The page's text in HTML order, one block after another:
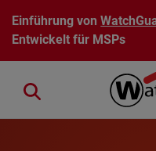
Direkt zum Inhalt
Einführung von
Entwickelt für MSPs
Close search